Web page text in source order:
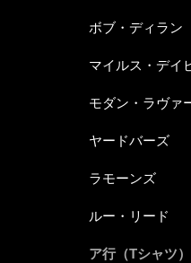
ボブ・ディラン
マイルス・デイ
モダン・ラヴァ
ヤードバーズ
ラモーンズ
ルー・リード
ア行（Tシャツ）